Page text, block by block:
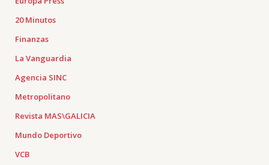
20 Minutos
Finanzas
La Vanguardia
Agencia SINC
Metropolitano
Revista MAS\GALICIA
Mundo Deportivo
VCB